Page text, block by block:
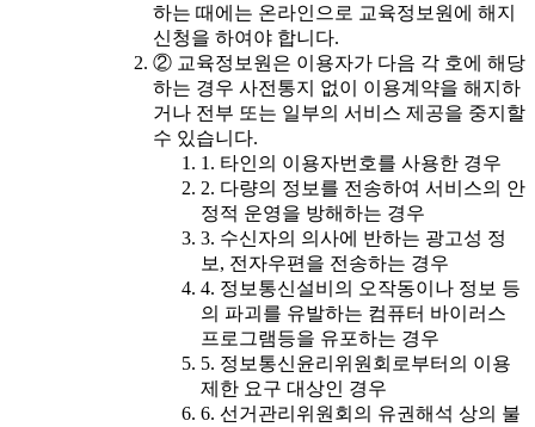
하는 때에는 온라인으로 교육정보원에 해지
신청을 하여야 합니다.
② 교육정보원은 이용자가 다음 각 호에 해당
하는 경우 사전통지 없이 이용계약을 해지하
거나 전부 또는 일부의 서비스 제공을 중지할
수 있습니다.
1. 타인의 이용자번호를 사용한 경우
2. 다량의 정보를 전송하여 서비스의 안
정적 운영을 방해하는 경우
3. 수신자의 의사에 반하는 광고성 정
보, 전자우편을 전송하는 경우
4. 정보통신설비의 오작동이나 정보 등
의 파괴를 유발하는 컴퓨터 바이러스
프로그램등을 유포하는 경우
5. 정보통신윤리위원회로부터의 이용
제한 요구 대상인 경우
6. 선거관리위원회의 유권해석 상의 불